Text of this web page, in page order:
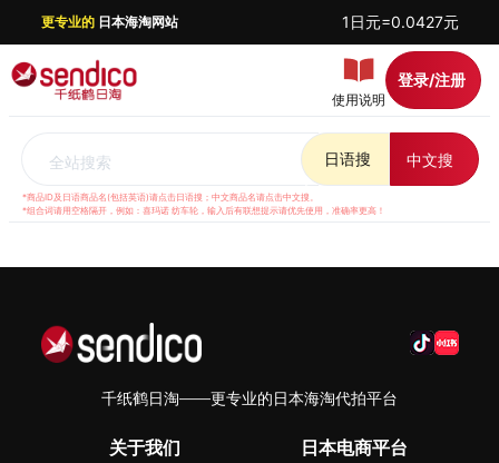
更专业的日本海淘网站 1日元=0.0427元
使用说明
登录/注册
全站搜索 日语搜 中文搜
*商品ID及日语商品名(包括英语)请点击日语搜；中文商品名请点击中文搜。
*组合词请用空格隔开，例如：喜玛诺 纺车轮，输入后有联想提示请优先使用，准确率更高！
千纸鹤日淘——更专业的日本海淘代拍平台
关于我们 日本电商平台